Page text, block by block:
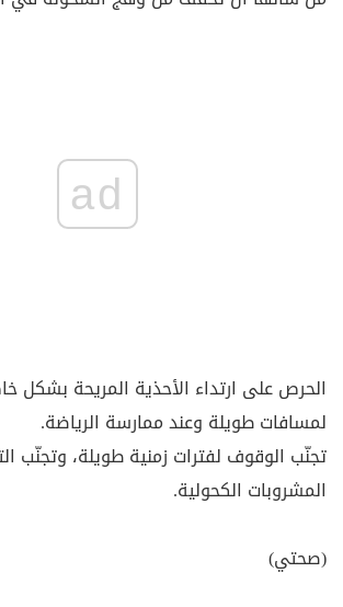
ad
الحرص على ارتداء الأحذية المريحة بشكل
لمسافات طويلة وعند ممارسة الرياضة.
تجنّب الوقوف لفترات زمنية طويلة، وتجنّب
المشروبات الكحولية.
(صحتي)